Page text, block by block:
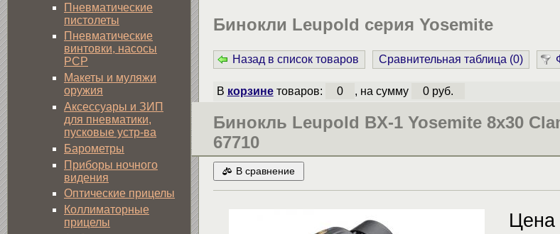
Бинокли Leupold серия Yosemite
Назад в список товаров Сравнительная таблица (0)
В корзинетоваров: 0 , на сумму 0 руб.
Бинокль Leupold BX-1 Yosemite 8x30
67710
В сравнение
Цена
Пнев­ма­ти­чес­кие
пистолеты
Пневматические
винтовки, насосы
PCP
Макеты и муляжи
оружия
Аксессуары и ЗИП
для пневматики,
пусковые устр-ва
Барометры
Приборы ночного
видения
Оптические прицелы
Коллиматорные
прицелы